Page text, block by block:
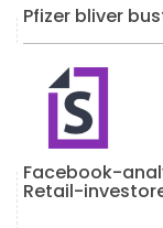
Pfizer bliver
Facebook-
Retail-